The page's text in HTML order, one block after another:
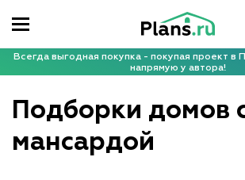
Всегда выгодная покупка - покупая проект в
напрямую у автора!
Подборки домов
мансардой